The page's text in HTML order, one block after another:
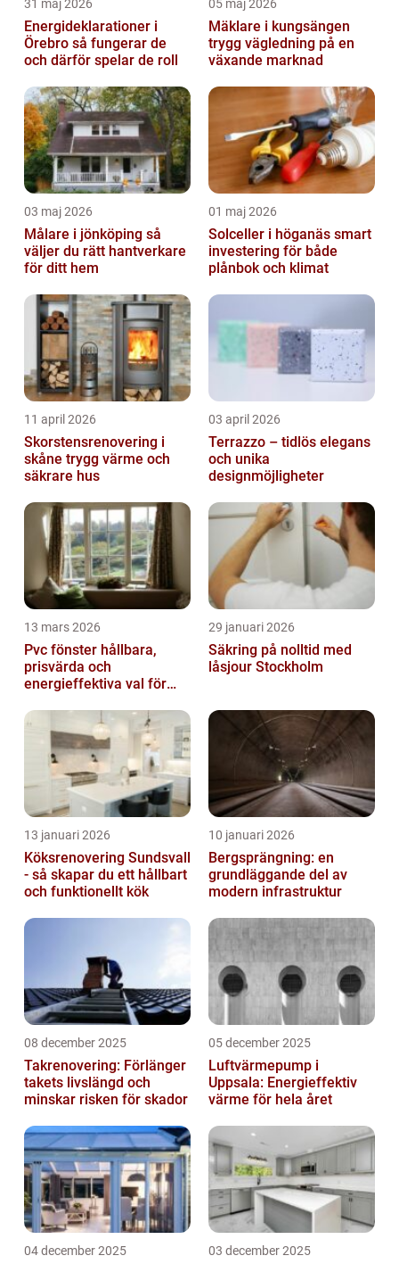
31 maj 2026
Energideklarationer i
Örebro så fungerar de
och därför spelar de roll
05 maj 2026
Mäklare i kungsängen
trygg vägledning på en
växande marknad
03 maj 2026
Målare i jönköping så
väljer du rätt hantverkare
för ditt hem
01 maj 2026
Solceller i höganäs smart
investering för både
plånbok och klimat
11 april 2026
Skorstensrenovering i
skåne trygg värme och
säkrare hus
03 april 2026
Terrazzo – tidlös elegans
och unika
designmöjligheter
13 mars 2026
Pvc fönster hållbara,
prisvärda och
energieffektiva val för
29 januari 2026
Säkring på nolltid med
låsjour Stockholm
13 januari 2026
Köksrenovering Sundsvall
- så skapar du ett hållbart
och funktionellt kök
10 januari 2026
Bergsprängning: en
grundläggande del av
modern infrastruktur
08 december 2025
Takrenovering: Förlänger
takets livslängd och
minskar risken för skador
05 december 2025
Luftvärmepump i
Uppsala: Energieffektiv
värme för hela året
04 december 2025 03 december 2025